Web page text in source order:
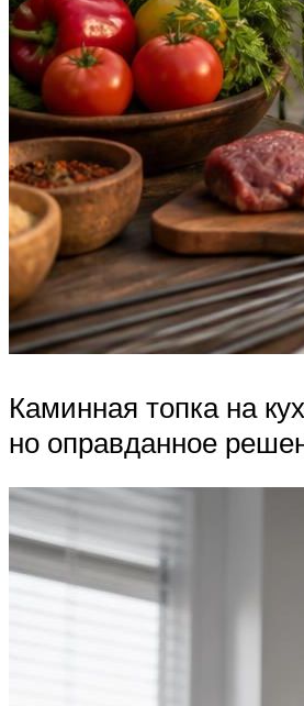
Каминная топка на
но оправданное